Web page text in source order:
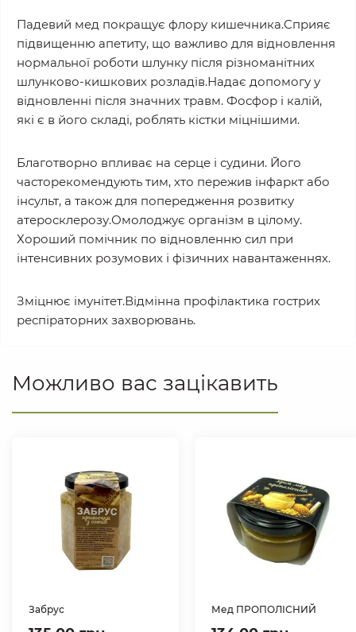
Падевий мед покращує флору кишечника.Сприяє
підвищенню апетиту, що важливо для відновлення
нормальної роботи шлунку після різноманітних
шлунково-кишкових розладів.Надає допомогу у
відновленні після значних травм. Фосфор і калій,
які є в його складі, роблять кістки міцнішими.
Благотворно впливає на серце і судини. Його
часторекомендують тим, хто пережив інфаркт або
інсульт, а також для попередження розвитку
атеросклерозу.Омолоджує організм в цілому.
Хороший помічник по відновленню сил при
інтенсивних розумових і фізичних навантаженнях.
Зміцнює імунітет.Відмінна профілактика гострих
респіраторних захворювань.
Можливо вас зацікавить
Забрус Мед ПРОПОЛІСНИЙ